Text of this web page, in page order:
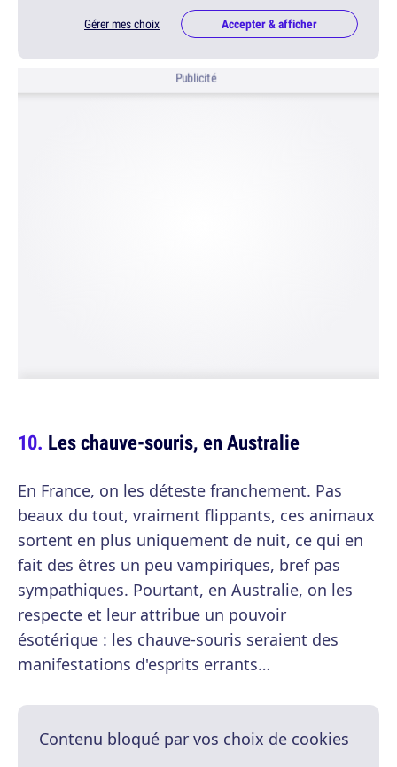
Gérer mes choix Accepter & afficher
Publicité
Les chauve-souris, en Australie
En France, on les déteste franchement. Pas
beaux du tout, vraiment flippants, ces animaux
sortent en plus uniquement de nuit, ce qui en
fait des êtres un peu vampiriques, bref pas
sympathiques. Pourtant, en Australie, on les
respecte et leur attribue un pouvoir
ésotérique : les chauve-souris seraient des
manifestations d'esprits errants…
Contenu bloqué par vos choix de cookies